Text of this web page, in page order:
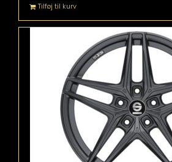
Tilføj til kurv